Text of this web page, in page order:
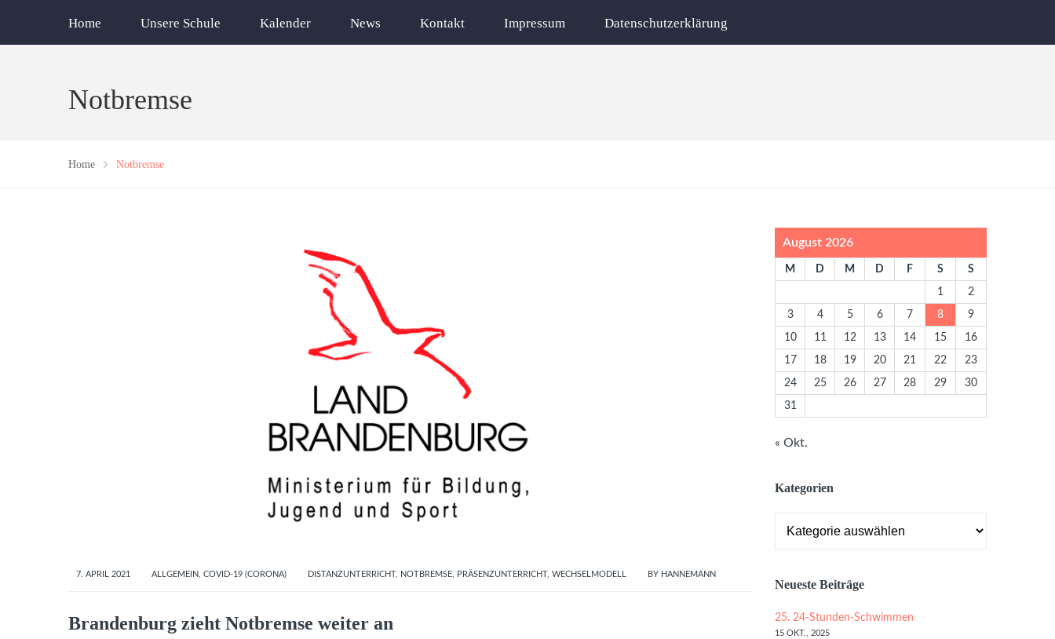
Home Unsere Schule Kalender News Kontakt Impressum Datenschutzerklärung
Notbremse
Home Notbremse
7. APRIL 2021 ALLGEMEIN, COVID-19 (CORONA) DISTANZUNTERRICHT , NOTBREMSE, PRÄSENZUNTERRICHT , WECHSELMODELL BY HANNEMANN
Brandenburg zieht Notbremse weiter an
August 2026
M D M D F S S
1 2
3 4 5 6 7 8 9
10 11 12 13 14 15 16
17 18 19 20 21 22 23
24 25 26 27 28 29 30
31
« Okt.
Kategorien
Neueste Beiträge
25. 24-Stunden-Schwimmen
15 OKT., 2025